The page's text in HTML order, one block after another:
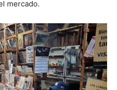
mercado.